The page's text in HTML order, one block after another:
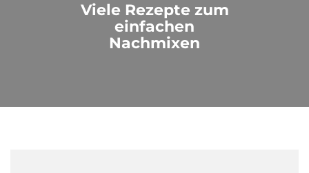
Viele Rezepte zum
einfachen
Nachmixen